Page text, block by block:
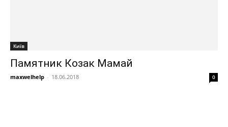
Київ
Памятник Козак Мамай
maxwelhelp - 18.06.2018 0